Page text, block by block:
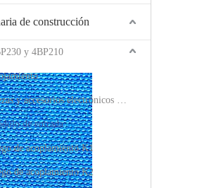
de construcción
y 4BP210
Piezas y accesorios electrónicos y de válvulas
de entrada
de acoplamiento K1
de acoplamiento K2